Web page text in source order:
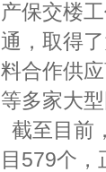
产保交楼
通，取得
料合作供
等多家大
截至目前
目579个